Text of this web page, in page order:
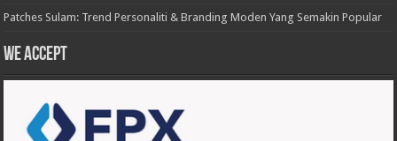
Patches Sulam: Trend Personaliti & Branding Moden Yang Semakin Popular
We accept